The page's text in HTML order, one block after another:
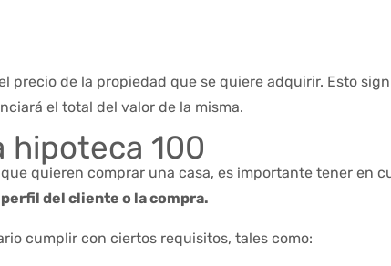
precio de la propiedad que se quiere adquirir. Esto
el total del valor de la misma.
hipoteca 100
quieren comprar una casa, es importante tener en
del cliente o la compra.
cumplir con ciertos requisitos, tales como: